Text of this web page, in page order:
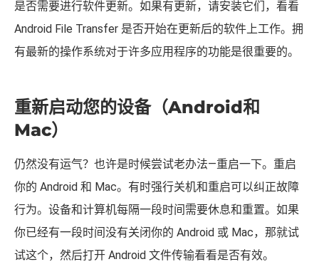
因是您需要更新您的软件。检查您的 Android 设备和 Mac
是否需要进行软件更新。如果有更新，请安装它们，看看
Android File Transfer 是否开始在更新后的软件上工作。拥
重新启动您的设备（Android和
仍然没有运气？也许是时候尝试老办法—重启一下。重启
你的 Android 和 Mac。有时强行关机和重启可以纠正故障
行为。设备和计算机每隔一段时间需要休息和重置。如果
你已经有一段时间没有关闭你的 Android 或 Mac，那就试